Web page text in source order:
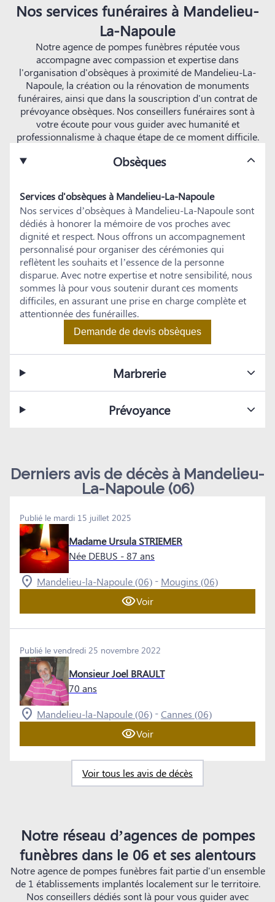
Nos services funéraires à Mandelieu-
La-Napoule
Notre agence de pompes funèbres réputée vous
accompagne avec compassion et expertise dans
l'organisation d'obsèques à proximité de Mandelieu-La-
Napoule, la création ou la rénovation de monuments
funéraires, ainsi que dans la souscription d'un contrat de
prévoyance obsèques. Nos conseillers funéraires sont à
votre écoute pour vous guider avec humanité et
professionnalisme à chaque étape de ce moment difficile.
Obsèques
Services d'obsèques à Mandelieu-La-Napoule
Nos services d’obsèques à Mandelieu-La-Napoule sont
dédiés à honorer la mémoire de vos proches avec
dignité et respect. Nous offrons un accompagnement
personnalisé pour organiser des cérémonies qui
reflètent les souhaits et l’essence de la personne
disparue. Avec notre expertise et notre sensibilité, nous
sommes là pour vous soutenir durant ces moments
difficiles, en assurant une prise en charge complète et
attentionnée des funérailles.
Demande de devis obsèques
Marbrerie
Prévoyance
Derniers avis de décès à Mandelieu-
La-Napoule (06)
Publié le mardi 15 juillet 2025
Madame Ursula STRIEMER
Née DEBUS - 87 ans
Mandelieu-la-Napoule (06) - Mougins (06)
Voir
Publié le vendredi 25 novembre 2022
Monsieur Joel BRAULT
70 ans
Mandelieu-la-Napoule (06) -Cannes (06)
Voir
Voir tous les avis de décès
Notre réseau d’agences de pompes
funèbres dans le 06 et ses alentours
Notre agence de pompes funèbres fait partie d'un ensemble
de 1 établissements implantés localement sur le territoire.
Nos conseillers dédiés sont là pour vous guider avec